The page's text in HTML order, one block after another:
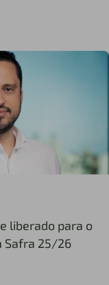
liberado para o
Safra 25/26